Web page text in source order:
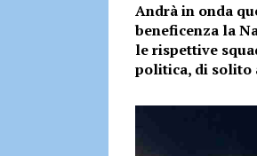
Andrà in onda
beneficenza la
le rispettive
politica, di solito